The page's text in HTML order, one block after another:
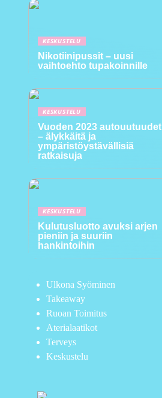
KESKUSTELU
Nikotiinipussit – uusi
vaihtoehto tupakoinnille
KESKUSTELU
Vuoden 2023 autouutuudet
– älykkäitä ja
ympäristöystävällisiä
ratkaisuja
KESKUSTELU
Kulutusluotto avuksi arjen
pieniin ja suuriin
hankintoihin
Ulkona Syöminen
Takeaway
Ruoan Toimitus
Aterialaatikot
Terveys
Keskustelu